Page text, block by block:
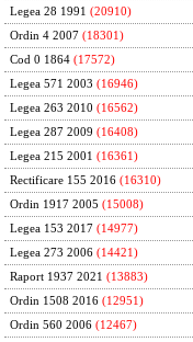
Legea 28 1991 (20910)
Ordin 4 2007 (18301)
Cod 0 1864 (17572)
Legea 571 2003 (16946)
Legea 263 2010 (16562)
Legea 287 2009 (16408)
Legea 215 2001 (16361)
Rectificare 155 2016 (16310)
Ordin 1917 2005 (15008)
Legea 153 2017 (14977)
Legea 273 2006 (14421)
Raport 1937 2021 (13883)
Ordin 1508 2016 (12951)
Ordin 560 2006 (12467)